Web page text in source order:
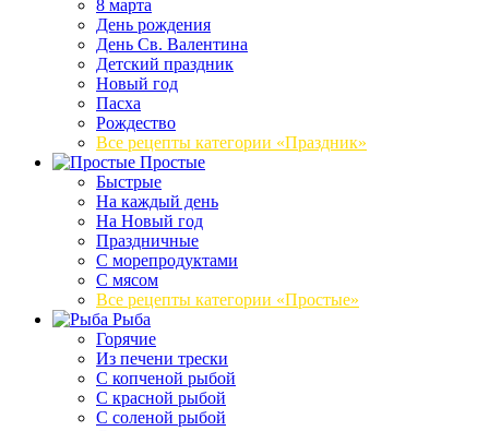
8 марта
День рождения
День Св. Валентина
Детский праздник
Новый год
Пасха
Рождество
Все рецепты категории «Праздник»
Простые
Быстрые
На каждый день
На Новый год
Праздничные
С морепродуктами
С мясом
Все рецепты категории «Простые»
Рыба
Горячие
Из печени трески
С копченой рыбой
С красной рыбой
С соленой рыбой